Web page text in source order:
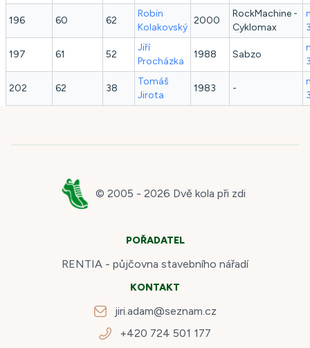
196 60 62
Robin
Kolakovský
2000
RockMachine -
Cyklomax
197 61 52
Jiří
Procházka
1988 Sabzo
202 62 38
Tomáš
Jirota
1983 -
© 2005 - 2026 Dvě kola při zdi
POŘADATEL
RENTIA - půjčovna stavebního nářadí
KONTAKT
jiri.adam@seznam.cz
+420 724 501 177